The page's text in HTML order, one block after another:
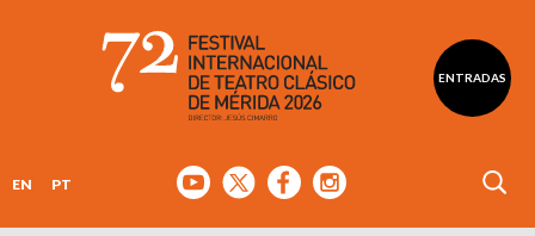
ENTRADAS
EN PT